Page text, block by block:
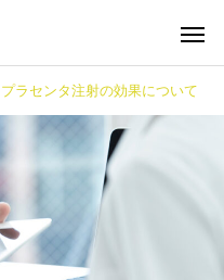
プラセンタ注射の効果について